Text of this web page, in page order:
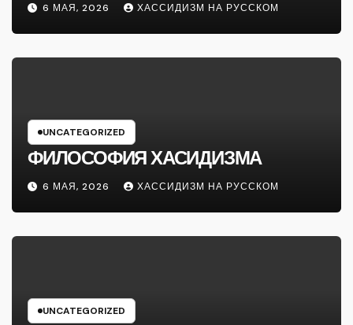
6 МАЯ, 2026 ХАССИДИЗМ НА РУССКОМ
UNCATEGORIZED
ФИЛОСОФИЯ ХАСИДИЗМА
6 МАЯ, 2026 ХАССИДИЗМ НА РУССКОМ
UNCATEGORIZED